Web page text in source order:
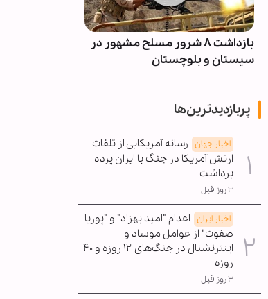
بازداشت ۸ شرور مسلح مشهور در
و بلوچستان
پربازدیدترین‌ها
اخبار جهان رسانه آمریکایی از تلفات
ارتش آمریکا در جنگ با ایران پرده
برداشت
۳ روز قبل
اخبار ایران اعدام "امید بهزاد" و "پوریا
صفوت" از عوامل موساد و
اینترنشنال در جنگ‌های ۱۲ روزه و ۴۰
روزه
۳ روز قبل